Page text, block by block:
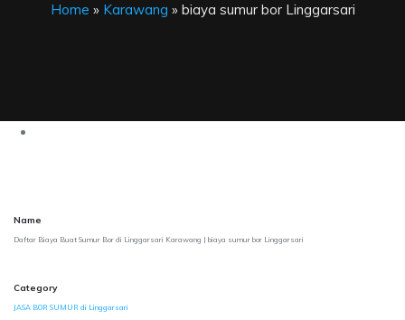
Home » Karawang » biaya sumur bor Linggarsari
Name
Daftar Biaya Buat Sumur Bor di Linggarsari Karawang | biaya sumur bor Linggarsari
Category
JASA BOR SUMUR di Linggarsari